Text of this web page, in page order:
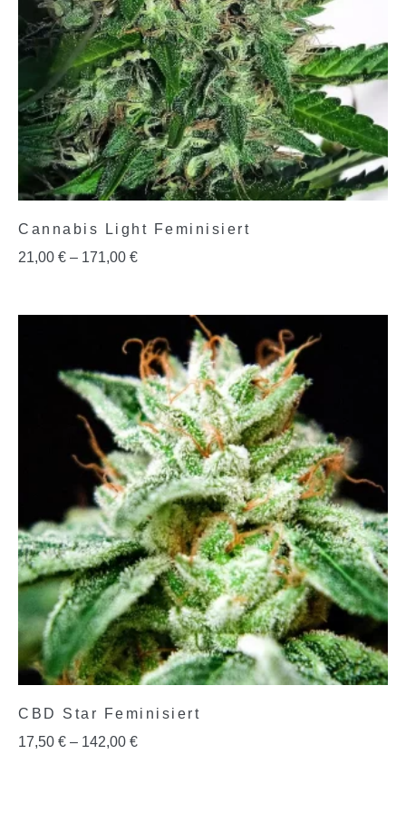
Cannabis Light Feminisiert
21,00 € – 171,00 €
CBD Star Feminisiert
17,50 € – 142,00 €